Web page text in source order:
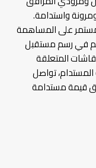
واستدامة.
على المساهمة
في رسم مستقبل
المتعلقة
المستدام، تواصل
قيمة مستدامة